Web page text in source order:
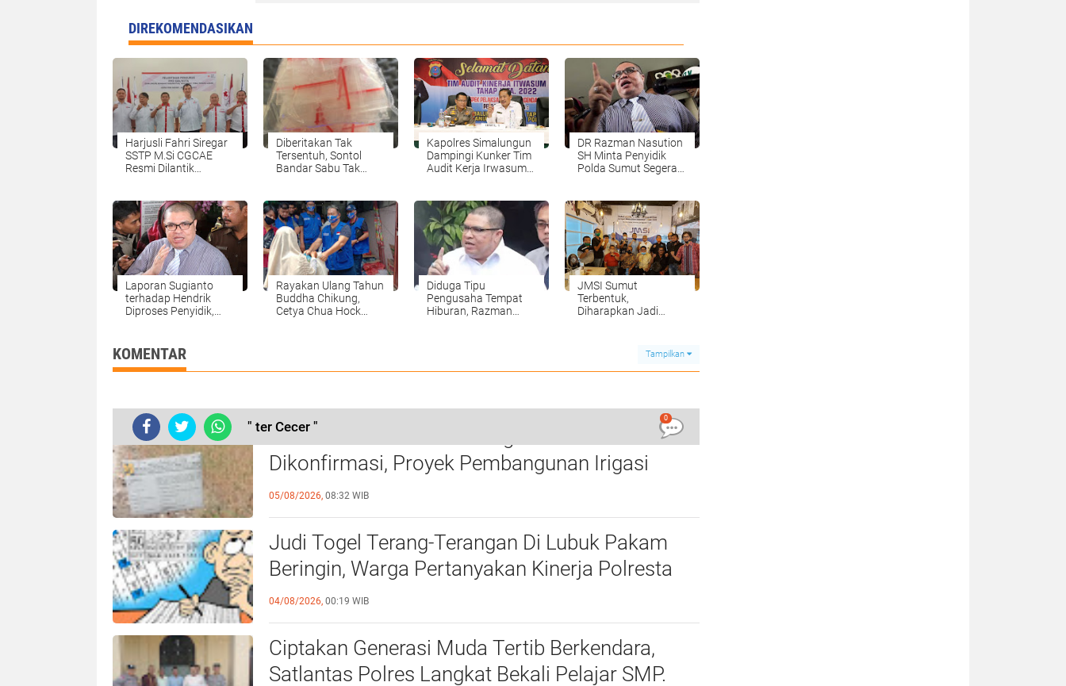
DIREKOMENDASIKAN
Harjusli Fahri Siregar
SSTP M.Si CGCAE
Resmi Dilantik
LawasArdiantobyArdiantoOctober
28, 2022Harjusli Fahri
Siregar SSTP M.Si
CGCAE Resmi Dilantik
Sebagai Ketua PMI
Padang Lawas.
Diberitakan Tak
Tersentuh, Sontol
Bandar Sabu Tak
Polres Simalungun,
115 Paket Sabu
Ditemukan Dari
Tangan Pelaku
Kapolres Simalungun
Dampingi Kunker Tim
Audit Kerja Irwasum
Pelaksanaan dan
Pendalaman Empat
Polres
DR Razman Nasution
SH Minta Penyidik
Polda Sumut Segera
Laporan Sugianto
terhadap Hendrik
Diproses Penyidik,
Rayakan Ulang Tahun
Buddha Chikung,
Cetya Chua Hock
Diduga Tipu
Pengusaha Tempat
Hiburan, Razman
JMSI Sumut
Terbentuk,
Diharapkan Jadi
KOMENTAR Tampilkan
" ter Cecer "
0
Ketua P3A Tirta Setia Menghindar Saat Hendak
Dikonfirmasi, Proyek Pembangunan Irigasi
Diduga Mark Up
05/08/2026, 08:32 WIB
Judi Togel Terang-Terangan Di Lubuk Pakam
Beringin, Warga Pertanyakan Kinerja Polresta
Deli Serdang
04/08/2026, 00:19 WIB
Ciptakan Generasi Muda Tertib Berkendara,
Satlantas Polres Langkat Bekali Pelajar SMP.